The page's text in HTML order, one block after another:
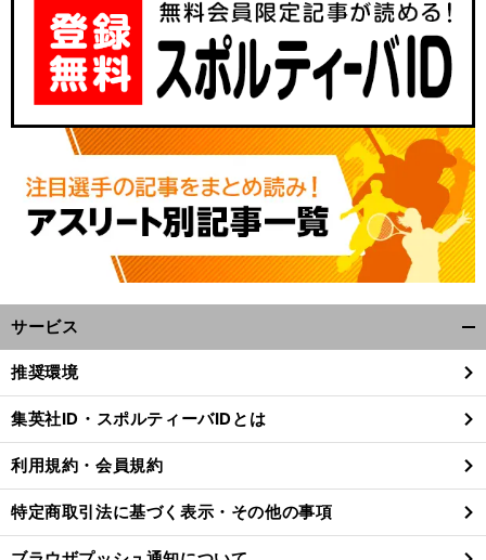
サービス
閉
る
推奨環境
集英社ID・スポルティーバIDとは
利用規約・会員規約
特定商取引法に基づく表示・その他の事項